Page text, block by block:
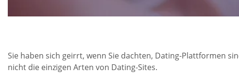
Sie haben sich geirrt, wenn Sie dachten, Dating-Plattformen
nicht die einzigen Arten von Dating-Sites.